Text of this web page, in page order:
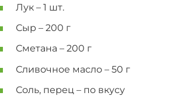
Лук – 1 шт.
Сыр – 200 г
Сметана – 200 г
Сливочное масло – 50 г
Соль, перец – по вкусу